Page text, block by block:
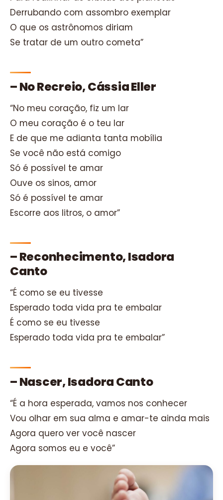
Derrubando com assombro exemplar
O que os astrônomos diriam
Se tratar de um outro cometa”
– No Recreio, Cássia Eller
“No meu coração, fiz um lar
O meu coração é o teu lar
E de que me adianta tanta mobília
Se você não está comigo
Só é possível te amar
Ouve os sinos, amor
Só é possível te amar
Escorre aos litros, o amor”
– Reconhecimento, Isadora
Canto
“É como se eu tivesse
Esperado toda vida pra te embalar
É como se eu tivesse
Esperado toda vida pra te embalar”
– Nascer, Isadora Canto
“É a hora esperada, vamos nos conhecer
Vou olhar em sua alma e amar-te ainda mais
Agora quero ver você nascer
Agora somos eu e você”